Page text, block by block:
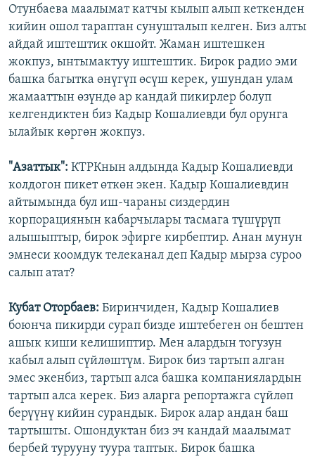
Отунбаева маалымат катчы кылып алып кеткенден
кийин ошол тараптан сунушталып келген. Биз алты
айдай иштештик окшойт. Жаман иштешкен
жокпуз, ынтымактуу иштештик. Бирок радио эми
башка багытка өнүгүп өсүш керек, ушундан улам
жамааттын өзүндө ар кандай пикирлер болуп
келгендиктен биз Кадыр Кошалиевди бул орунга
ылайык көргөн жокпуз.
"Азаттык": КТРКнын алдында Кадыр Кошалиевди
колдогон пикет өткөн экен. Кадыр Кошалиевдин
айтымында бул иш-чараны сиздердин
корпорациянын кабарчылары тасмага түшүрүп
алышыптыр, бирок эфирге кирбептир. Анан мунун
эмнеси коомдук телеканал деп Кадыр мырза суроо
салып атат?
Кубат Оторбаев: Биринчиден, Кадыр Кошалиев
боюнча пикирди сурап бизде иштебеген он бештен
ашык киши келишиптир. Мен алардын тогузун
кабыл алып сүйлөштүм. Бирок биз тартып алган
эмес экенбиз, тартып алса башка компаниялардын
тартып алса керек. Биз аларга репортажга сүйлөп
берүүнү кийин сурандык. Бирок алар андан баш
тартышты. Ошондуктан биз эч кандай маалымат
бербей турууну туура таптык. Бирок башка